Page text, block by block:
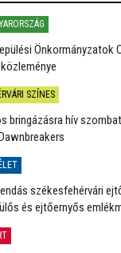
Önkormányzatok
SZÍNES
bringázásra hív
székesfehérvári
és ejtőernyős